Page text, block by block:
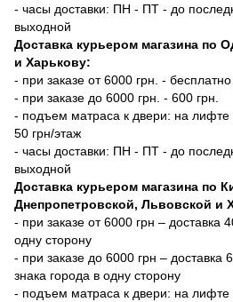
- часы доставки: ПН - ПТ - до
выходной
Доставка курьером магазина по
и Харькову:
- при заказе от 6000 грн. - бесплатно
- при заказе до 6000 грн. - 600 грн.
- подъем матраса к двери: на лифте
50 грн/этаж
- часы доставки: ПН - ПТ - до
выходной
Доставка курьером магазина по
Днепропетровской, Львовской и
- при заказе от 6000 грн – доставка
одну сторону
- при заказе до 6000 грн – доставка
знака города в одну сторону
- подъем матраса к двери: на лифте